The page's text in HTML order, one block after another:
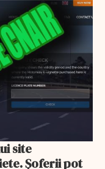
site
Șoferii pot